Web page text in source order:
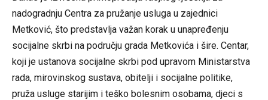
nadogradnju Centra za pružanje usluga u zajednici
Metković, što predstavlja važan korak u unapređenju
socijalne skrbi na području grada Metkovića i šire. Centar,
koji je ustanova socijalne skrbi pod upravom Ministarstva
rada, mirovinskog sustava, obitelji i socijalne politike,
pruža usluge starijim i teško bolesnim osobama, djeci s